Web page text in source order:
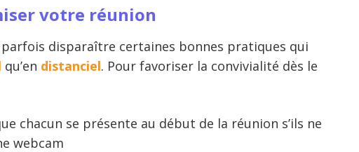
votre réunion
disparaître certaines bonnes pratiques qui
qu’en distanciel. Pour favoriser la convivialité dès le
chacun se présente au début de la réunion s’ils ne
webcam